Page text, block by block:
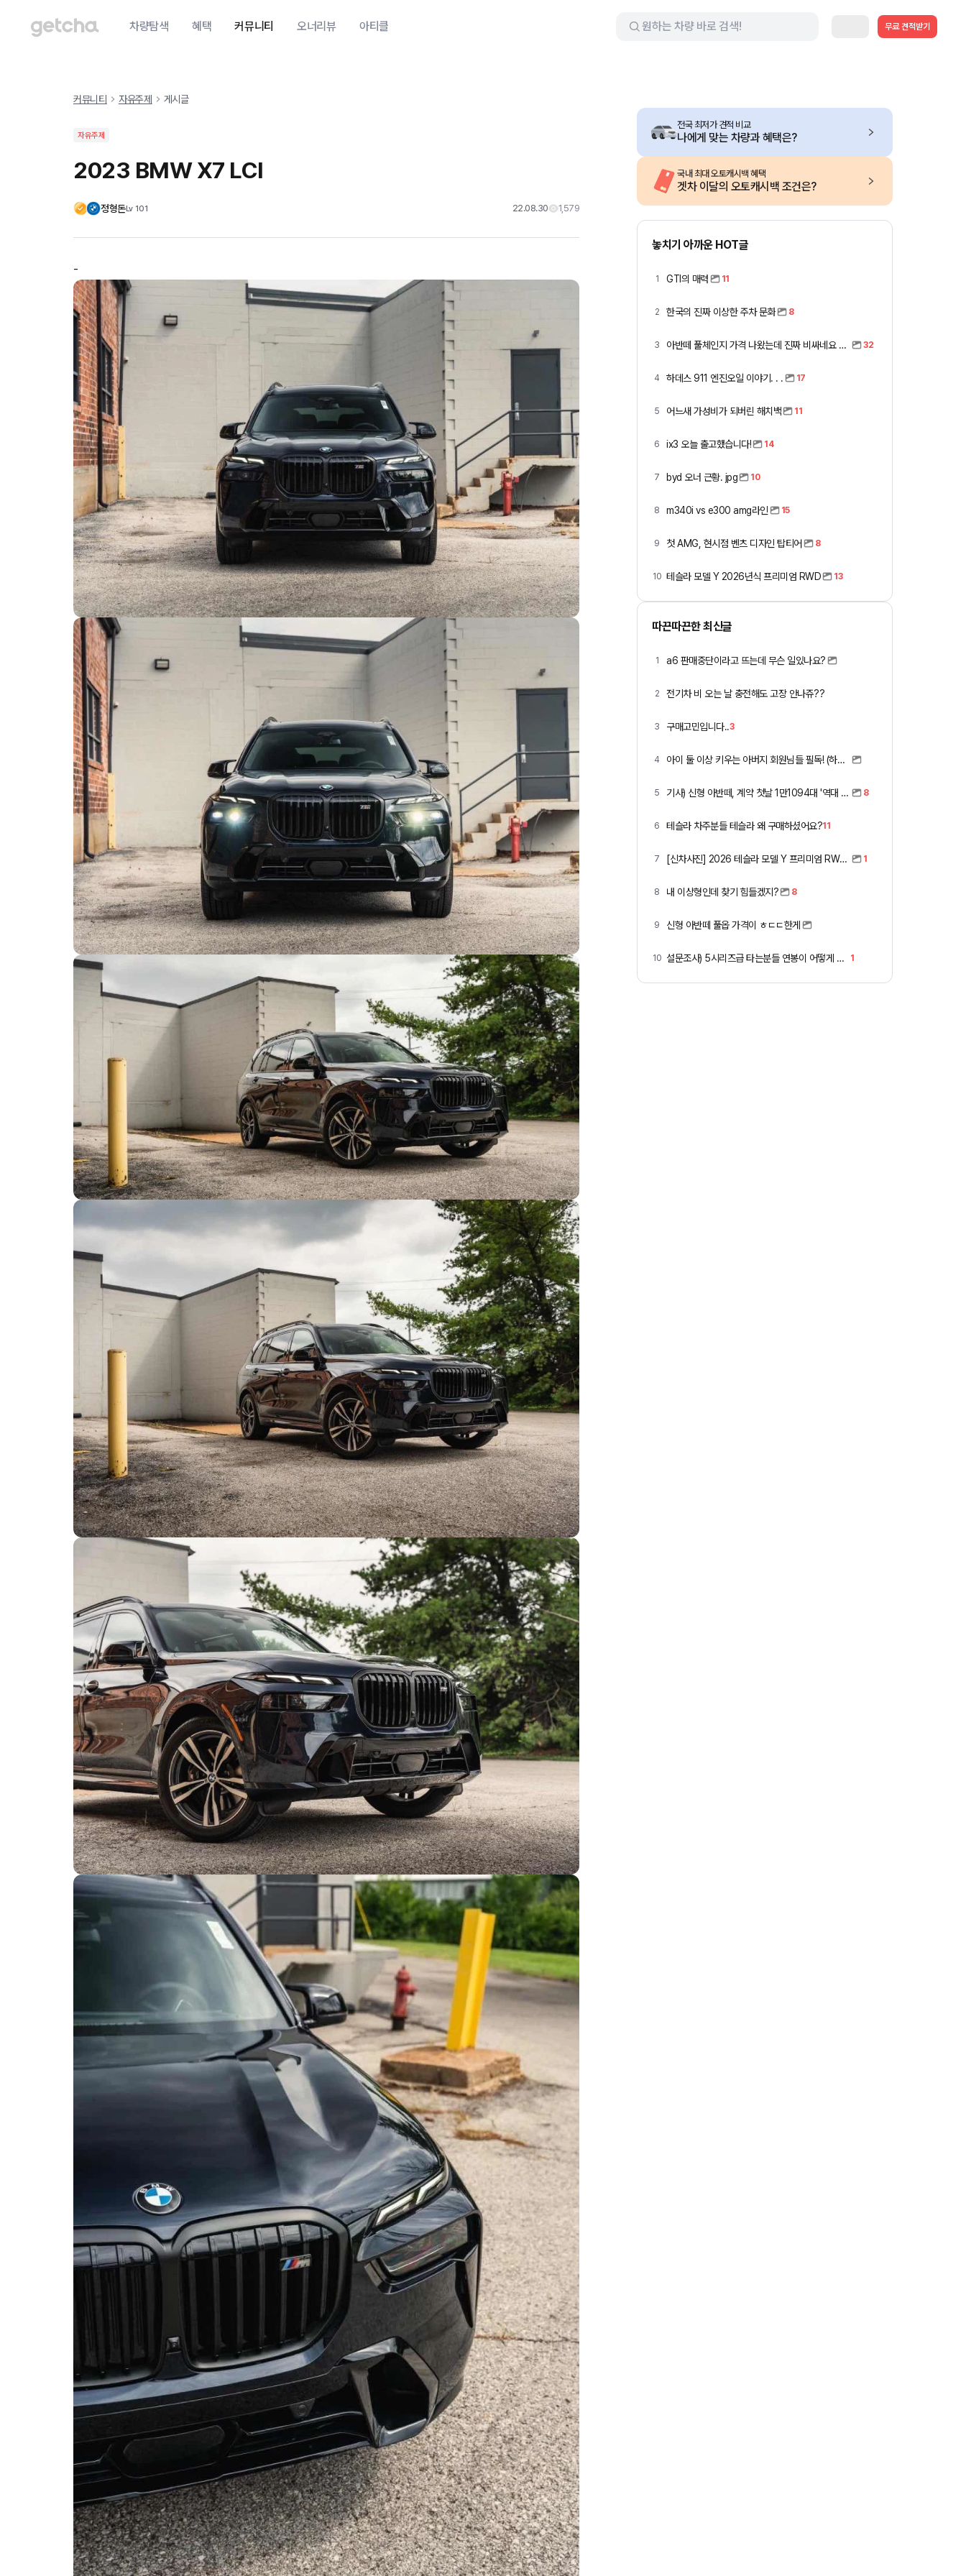
차량탐색 혜택 커뮤니티 오너리뷰 아티클 무료 견적받기
커뮤니티 자유주제 게시글
자유주제
2023 BMW X7 LCI
정형돈Lv 101 22.08.30 1,579
-
전국 최저가 견적 비교
나에게 맞는 차량과 혜택은?
국내 최대 오토캐시백 혜택
겟차 이달의 오토캐시백 조건은?
놓치기 아까운 HOT글
1 GTI의 매력 11
2 한국의 진짜 이상한 주차 문화 8
3 아반떼 풀체인지 가격 나왔는데 진짜 비싸네요 ㅎㅎ 32
4 하데스 911 엔진오일 이야기. . . 17
5 어느새 가성비가 되버린 해치백 11
6 ix3 오늘 출고했습니다! 14
7 byd 오너 근황. jpg 10
8 m340i vs e300 amg라인 15
9 첫 AMG, 현시점 벤츠 디자인 탑티어 8
10 테슬라 모델 Y 2026년식 프리미엄 RWD 13
따끈따끈한 최신글
1 a6 판매중단이라고 뜨는데 무슨 일있나요?
2 전기차 비 오는 날 충전해도 고장 안나쥬??
3 구매고민입니다..3
4 아이 둘 이상 키우는 아버지 회원님들 필독! (하이패스 할인)
5 기사) 신형 아반떼, 계약 첫날 1만1094대 '역대 최고' 8
6 테슬라 차주분들 테슬라 왜 구매하셨어요?11
7 [신차사진] 2026 테슬라 모델 Y 프리미엄 RWD (펄 화이트 + 블랙시트) 1
8 내 이상형인데 찾기 힘들겠지? 8
9 신형 아반떼 풀옵 가격이 ㅎㄷㄷ한게
10 설문조사) 5시리즈급 타는분들 연봉이 어떻게 되세요 1